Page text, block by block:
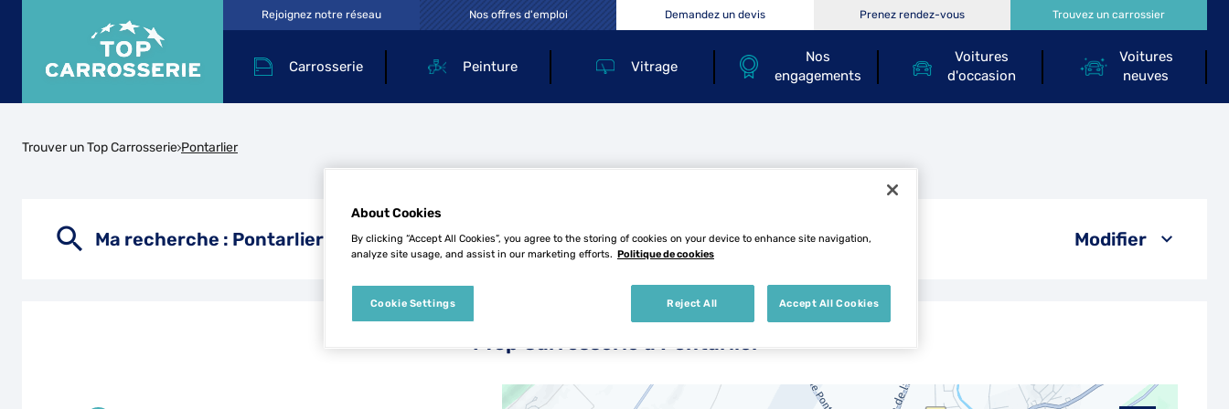
Carrosserie Peinture Vitrage
Nos
engagements
Voitures
d'occasion
Voitures
neuves
Rejoignez notre réseau Nos offres d'emploi Demandez un devis Prenez rendez-vous Trouvez un carrossier
Trouver un Top Carrosserie Pontarlier
Ma recherche : Pontarlier Modifier
1 Top Carrosserie à Pontarlier
About Cookies
By clicking “Accept All Cookies”, you agree to the storing of cookies on your device to enhance site navigation,
analyze site usage, and assist in our marketing efforts. Politique de cookies
Reject All Accept All Cookies
Cookie Settings